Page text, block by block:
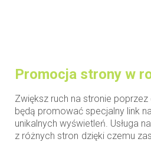
Promocja strony w
Zwiększ ruch na stronie
będą promować specjalny link
unikalnych wyświetleń. Usługa
z różnych stron dzięki czemu